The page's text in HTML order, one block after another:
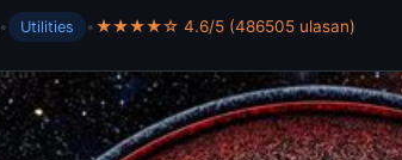
• Utilities •★★★★☆ 4.6/5 (486505 ulasan)